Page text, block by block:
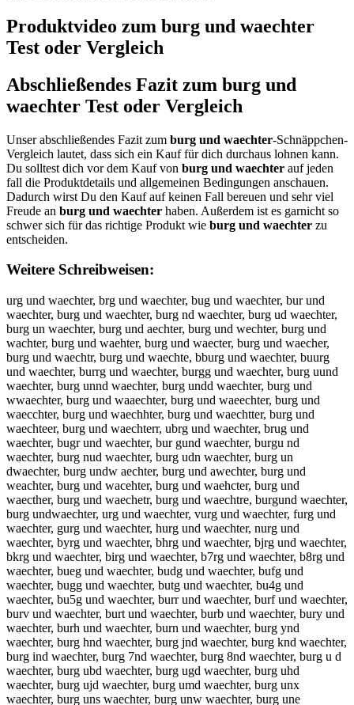
Produktvideo zum burg und waechter
Test oder Vergleich
Abschließendes Fazit zum burg und
waechter Test oder Vergleich
Unser abschließendes Fazit zum burg und waechter-Schnäppchen-
Vergleich lautet, dass sich ein Kauf für dich durchaus lohnen kann.
Du solltest dich vor dem Kauf von burg und waechter auf jeden
fall die Produktdetails und allgemeinen Bedingungen anschauen.
Dadurch wirst Du den Kauf auf keinen Fall bereuen und sehr viel
Freude an burg und waechter haben. Außerdem ist es garnicht so
schwer sich für das richtige Produkt wie burg und waechter zu
entscheiden.
Weitere Schreibweisen:
urg und waechter, brg und waechter, bug und waechter, bur und
waechter, burg und waechter, burg nd waechter, burg ud waechter,
burg un waechter, burg und aechter, burg und wechter, burg und
wachter, burg und waehter, burg und waecter, burg und waecher,
burg und waechtr, burg und waechte, bburg und waechter, buurg
und waechter, burrg und waechter, burgg und waechter, burg uund
waechter, burg unnd waechter, burg undd waechter, burg und
wwaechter, burg und waaechter, burg und waeechter, burg und
waecchter, burg und waechhter, burg und waechtter, burg und
waechteer, burg und waechterr, ubrg und waechter, brug und
waechter, bugr und waechter, bur gund waechter, burgu nd
waechter, burg nud waechter, burg udn waechter, burg un
dwaechter, burg undw aechter, burg und awechter, burg und
weachter, burg und wacehter, burg und waehcter, burg und
waecther, burg und waechetr, burg und waechtre, burgund waechter,
burg undwaechter, urg und waechter, vurg und waechter, furg und
waechter, gurg und waechter, hurg und waechter, nurg und
waechter, byrg und waechter, bhrg und waechter, bjrg und waechter,
bkrg und waechter, birg und waechter, b7rg und waechter, b8rg und
waechter, bueg und waechter, budg und waechter, bufg und
waechter, bugg und waechter, butg und waechter, bu4g und
waechter, bu5g und waechter, burr und waechter, burf und waechter,
burv und waechter, burt und waechter, burb und waechter, bury und
waechter, burh und waechter, burn und waechter, burg ynd
waechter, burg hnd waechter, burg jnd waechter, burg knd waechter,
burg ind waechter, burg 7nd waechter, burg 8nd waechter, burg u d
waechter, burg ubd waechter, burg ugd waechter, burg uhd
waechter, burg ujd waechter, burg umd waechter, burg unx
waechter, burg uns waechter, burg unw waechter, burg une